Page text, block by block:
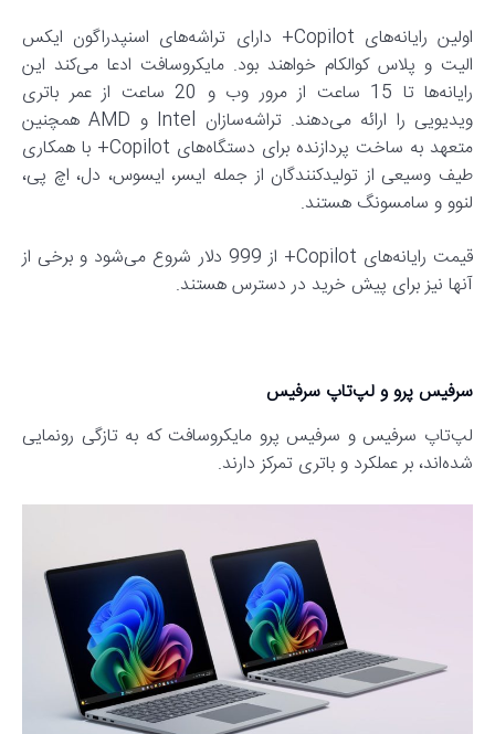
اولین رایانه‌های Copilot+ دارای تراشه‌های اسنپدراگون ایکس
الیت و پلاس کوالکام خواهند بود. مایکروسافت ادعا می‌کند این
رایانه‌ها تا 15 ساعت از مرور وب و 20 ساعت از عمر باتری
ویدیویی را ارائه می‌دهند. تراشه‌سازان Intel و AMD همچنین
متعهد به ساخت پردازنده برای دستگاه‌های Copilot+ با همکاری
طیف وسیعی از تولیدکنندگان از جمله ایسر، ایسوس، دل، اچ پی،
لنوو و سامسونگ هستند.
قیمت رایانه‌های Copilot+ از 999 دلار شروع می‌شود و برخی از
آنها نیز برای پیش خرید در دسترس هستند.
سرفیس پرو و لپ‌تاپ ​​سرفیس
لپ‌تاپ سرفیس و سرفیس پرو مایکروسافت که به تازگی رونمایی
شده‌اند، بر عملکرد و باتری تمرکز دارند.